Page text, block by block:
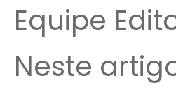
Equipe
Neste